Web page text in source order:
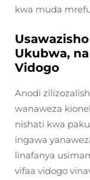
kwa muda
Ukubwa,
Vidogo
Anodi
wanaweza
nishati kwa
ingawa
linafanya
vifaa vidogo